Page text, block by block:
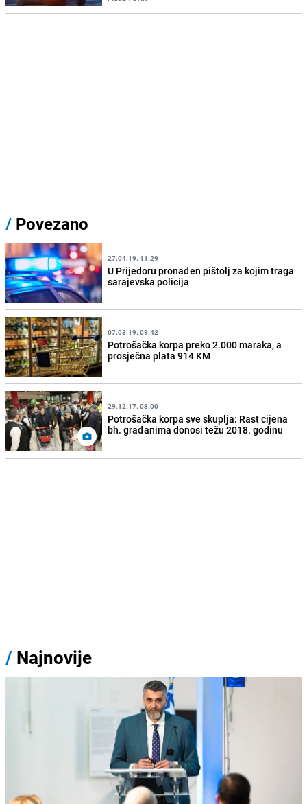
/ Povezano
27.04.19. 11:29
U Prijedoru pronađen pištolj za kojim traga
sarajevska policija
07.03.19. 09:42
Potrošačka korpa preko 2.000 maraka, a
prosječna plata 914 KM
29.12.17. 08:00
Potrošačka korpa sve skuplja: Rast cijena
bh. građanima donosi težu 2018. godinu
/ Najnovije